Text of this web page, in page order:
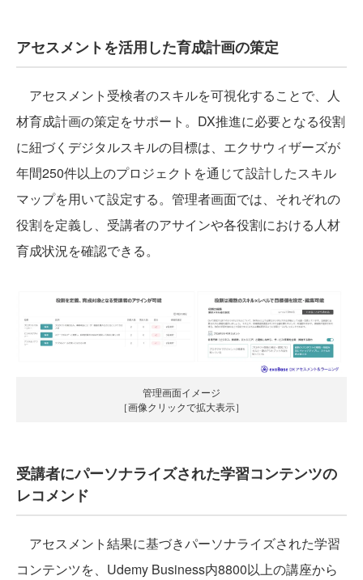
アセスメントを活用した育成計画の策定
アセスメント受検者のスキルを可視化することで、人
材育成計画の策定をサポート。DX推進に必要となる役割
に紐づくデジタルスキルの目標は、エクサウィザーズが
年間250件以上のプロジェクトを通じて設計したスキル
マップを用いて設定する。管理者画面では、それぞれの
役割を定義し、受講者のアサインや各役割における人材
育成状況を確認できる。
管理画面イメージ
［画像クリックで拡大表示］
受講者にパーソナライズされた学習コンテンツの
レコメンド
アセスメント結果に基づきパーソナライズされた学習
コンテンツを、Udemy Business内8800以上の講座から